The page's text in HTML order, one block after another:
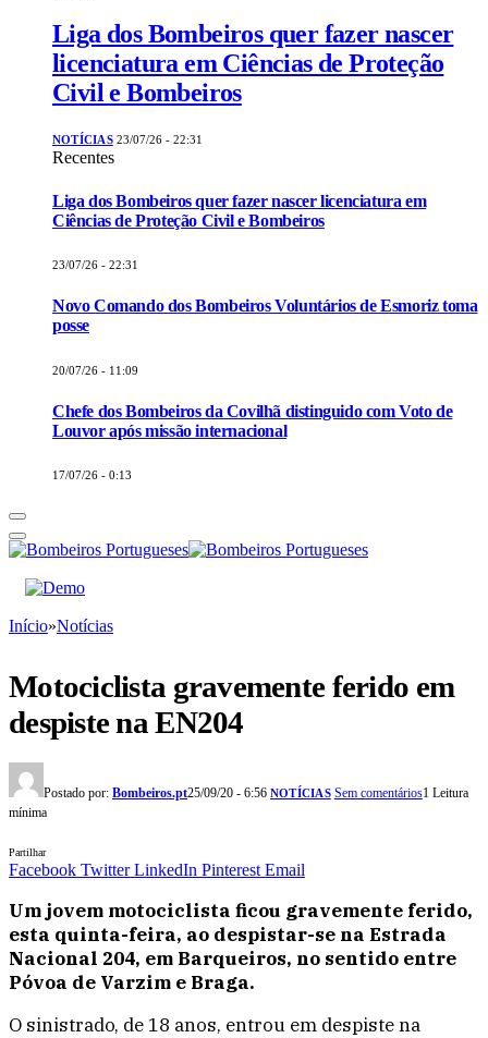
Liga dos Bombeiros quer fazer nascer
licenciatura em Ciências de Proteção
Civil e Bombeiros
NOTÍCIAS 23/07/26 - 22:31
Recentes
Liga dos Bombeiros quer fazer nascer licenciatura em
Ciências de Proteção Civil e Bombeiros
23/07/26 - 22:31
Novo Comando dos Bombeiros Voluntários de Esmoriz toma
posse
20/07/26 - 11:09
Chefe dos Bombeiros da Covilhã distinguido com Voto de
Louvor após missão internacional
17/07/26 - 0:13
Início»Notícias
Motociclista gravemente ferido em
despiste na EN204
Postado por: Bombeiros.pt25/09/20 - 6:56 NOTÍCIAS Sem comentários1 Leitura
mínima
Partilhar
Facebook Twitter LinkedIn Pinterest Email
Um jovem motociclista ficou gravemente ferido,
esta quinta-feira, ao despistar-se na Estrada
Nacional 204, em Barqueiros, no sentido entre
Póvoa de Varzim e Braga.
O sinistrado, de 18 anos, entrou em despiste na